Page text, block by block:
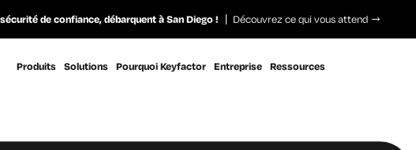
de confiance, débarquent à San Diego ! Découvrez ce qui vous attend
Produits Solutions Pourquoi Keyfactor Entreprise Ressources